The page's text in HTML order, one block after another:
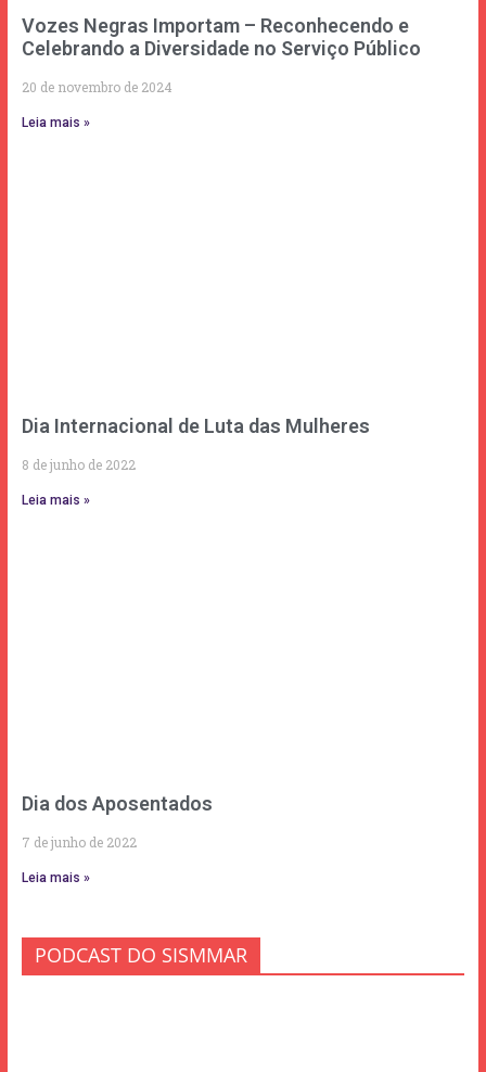
Vozes Negras Importam – Reconhecendo e
Celebrando a Diversidade no Serviço Público
20 de novembro de 2024
Leia mais »
Dia Internacional de Luta das Mulheres
8 de junho de 2022
Leia mais »
Dia dos Aposentados
7 de junho de 2022
Leia mais »
PODCAST DO SISMMAR